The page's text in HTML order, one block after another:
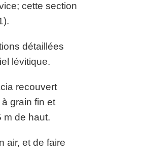
cette section
détaillées
lévitique.
recouvert
grain fin et
m de haut.
air, et de faire